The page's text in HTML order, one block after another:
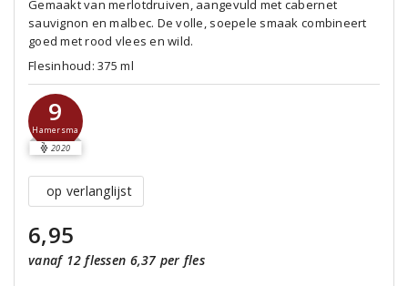
Gemaakt van merlotdruiven, aangevuld met cabernet
sauvignon en malbec. De volle, soepele smaak combineert
goed met rood vlees en wild.
Flesinhoud: 375 ml
9
Hamersma
2020
op verlanglijst
6,95
vanaf 12 flessen 6,37 per fles